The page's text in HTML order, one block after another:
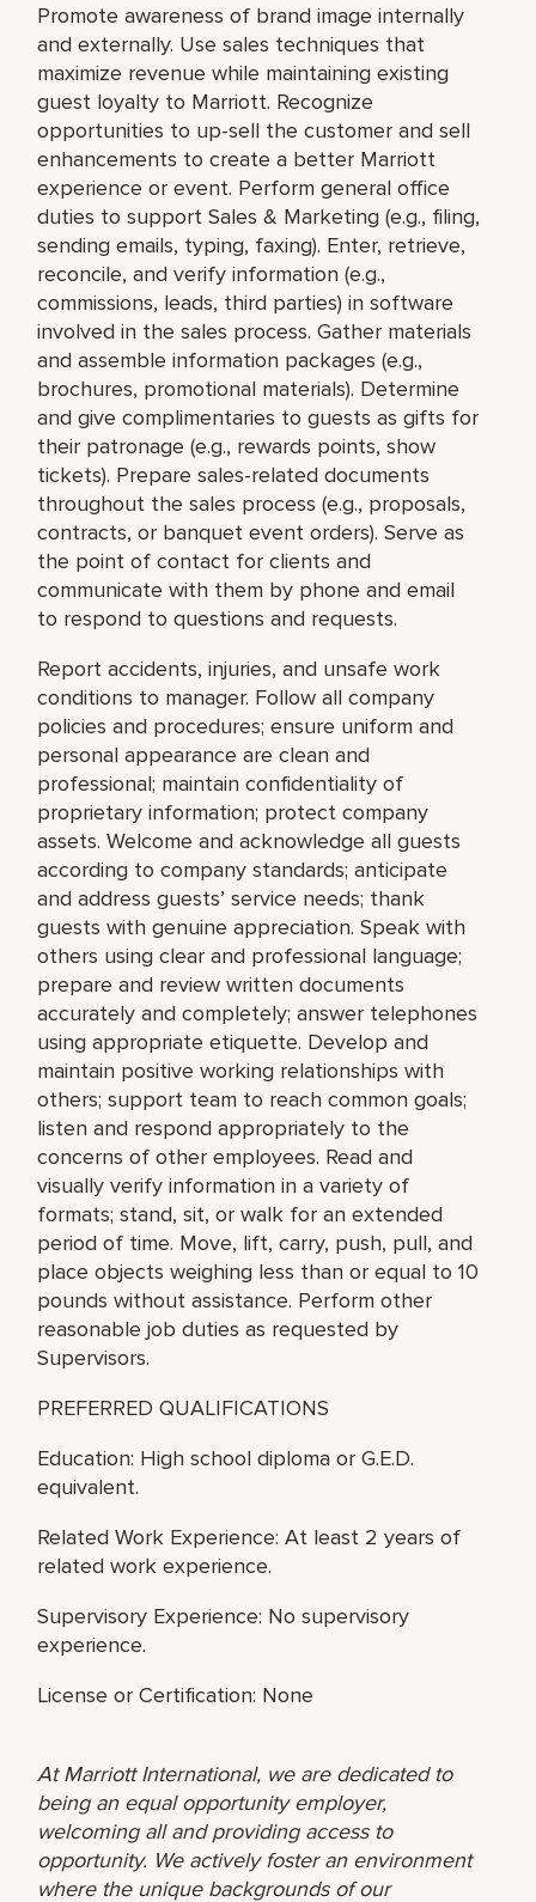
Promote awareness of brand image internally
and externally. Use sales techniques that
maximize revenue while maintaining existing
guest loyalty to Marriott. Recognize
opportunities to up-sell the customer and sell
enhancements to create a better Marriott
experience or event. Perform general office
duties to support Sales & Marketing (e.g., filing,
sending emails, typing, faxing). Enter, retrieve,
reconcile, and verify information (e.g.,
commissions, leads, third parties) in software
involved in the sales process. Gather materials
and assemble information packages (e.g.,
brochures, promotional materials). Determine
and give complimentaries to guests as gifts for
their patronage (e.g., rewards points, show
tickets). Prepare sales-related documents
throughout the sales process (e.g., proposals,
contracts, or banquet event orders). Serve as
the point of contact for clients and
communicate with them by phone and email
to respond to questions and requests.
Report accidents, injuries, and unsafe work
conditions to manager. Follow all company
policies and procedures; ensure uniform and
personal appearance are clean and
professional; maintain confidentiality of
proprietary information; protect company
assets. Welcome and acknowledge all guests
according to company standards; anticipate
and address guests’ service needs; thank
guests with genuine appreciation. Speak with
others using clear and professional language;
prepare and review written documents
accurately and completely; answer telephones
using appropriate etiquette. Develop and
maintain positive working relationships with
others; support team to reach common goals;
listen and respond appropriately to the
concerns of other employees. Read and
visually verify information in a variety of
formats; stand, sit, or walk for an extended
period of time. Move, lift, carry, push, pull, and
place objects weighing less than or equal to 10
pounds without assistance. Perform other
reasonable job duties as requested by
Supervisors.
PREFERRED QUALIFICATIONS
Education: High school diploma or G.E.D.
equivalent.
Related Work Experience: At least 2 years of
related work experience.
Supervisory Experience: No supervisory
experience.
License or Certification: None
At Marriott International, we are dedicated to
being an equal opportunity employer,
welcoming all and providing access to
opportunity. We actively foster an environment
where the unique backgrounds of our